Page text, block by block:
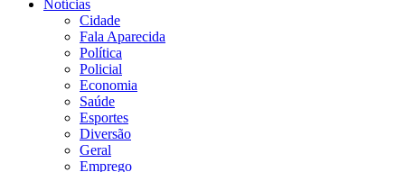
Notícias
Cidade
Fala Aparecida
Política
Policial
Economia
Saúde
Esportes
Diversão
Geral
Emprego